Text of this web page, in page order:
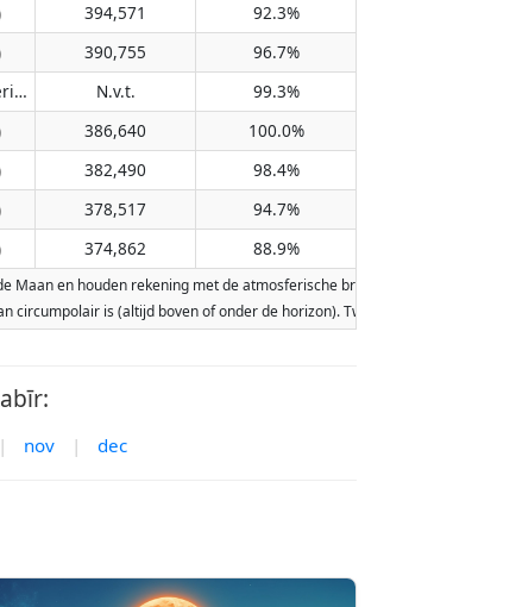
394,571
92.3%
390,755
96.7%
Passeert de meridiaan niet ( N.v.t. )
N.v.t.
99.3%
386,640
100.0%
382,490
98.4%
378,517
94.7%
374,862 88.9%
en houden rekening met de atmosferische breking van de Aarde.
is (altijd boven of onder de horizon). Twee maanopkomsten
| nov | dec